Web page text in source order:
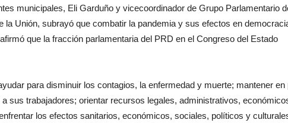
municipales, Eli Garduño y vicecoordinador de Grupo Parlamentario
la Unión, subrayó que combatir la pandemia y sus efectos en
que la fracción parlamentaria del PRD en el Congreso del Estado
para disminuir los contagios, la enfermedad y muerte; mantener en
sus trabajadores; orientar recursos legales, administrativos,
los efectos sanitarios, económicos, sociales, políticos y